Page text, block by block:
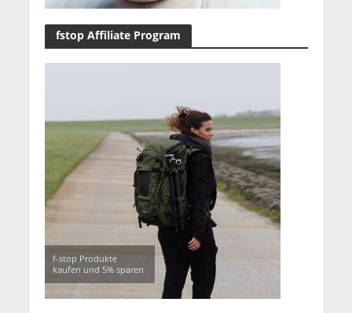
fstop Affiliate Program
f-stop Produkte
kaufen und 5% sparen